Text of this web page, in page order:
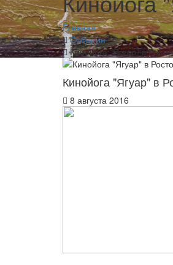
Главная
События
Кинойога "Ягуар" в
Кинойога "Ягуар" в
8 августа 2016